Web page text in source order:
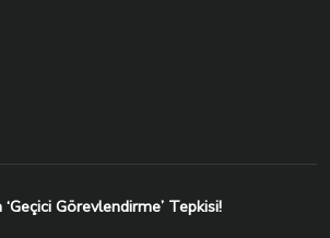
Görevlendirme’ Tepkisi!